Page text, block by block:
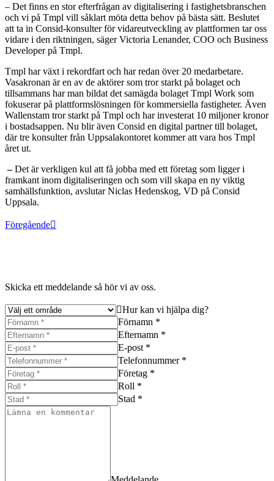
– Det finns en stor efterfrågan av digitalisering i fastighetsbranschen
och ­vi på Tmpl vill såklart möta detta behov på bästa sätt. Beslutet
att ta in Consid-konsulter för vidareutveckling av plattformen tar oss
vidare i den riktningen, säger Victoria Lenander, COO och Business
Developer på Tmpl.
Tmpl har växt i rekordfart och har redan över 20 medarbetare.
Vasakronan är en av de aktörer som tror starkt på bolaget och
tillsammans har man bildat det samägda bolaget Tmpl Work som
fokuserar på plattformslösningen för kommersiella fastigheter. Även
Wallenstam tror starkt på Tmpl och har investerat 10 miljoner kronor
i bostadsappen. Nu blir även Consid en digital partner till bolaget,
där tre konsulter från Uppsalakontoret kommer att vara hos Tmpl
året ut.
–Det är verkligen kul att få jobba med ett företag som ligger i
framkant inom digitaliseringen och som vill skapa en ny viktig
samhällsfunktion, avslutar Niclas Hedenskog, VD på Consid
Uppsala.
Föregående
Skicka ett meddelande så hör vi av oss.
Hur kan vi hjälpa dig?
Förnamn *
Efternamn *
E-post *
Telefonnummer *
Företag *
Roll *
Stad *